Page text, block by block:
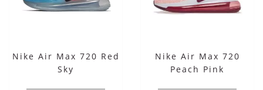
Nike Air Max 720 Red
Sky
Nike Air Max 720
Peach Pink